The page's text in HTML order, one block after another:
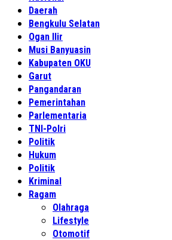
Daerah
Bengkulu Selatan
Ogan Ilir
Musi Banyuasin
Kabupaten OKU
Garut
Pangandaran
Pemerintahan
Parlementaria
TNI-Polri
Politik
Hukum
Politik
Kriminal
Ragam
Olahraga
Lifestyle
Otomotif